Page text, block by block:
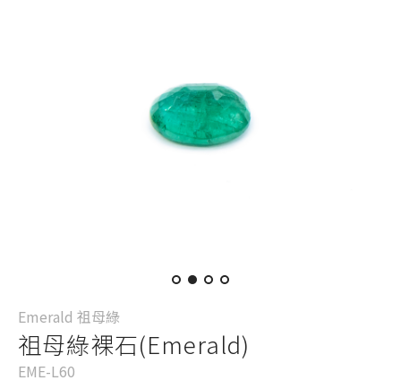
Emerald 祖母綠
祖母綠裸石(Emerald)
EME-L60